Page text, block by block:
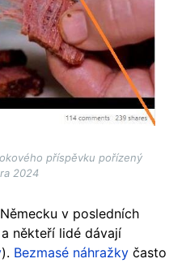
příspěvku pořízený
2024
v posledních
někteří lidé dávají
). Bezmasé náhražky často